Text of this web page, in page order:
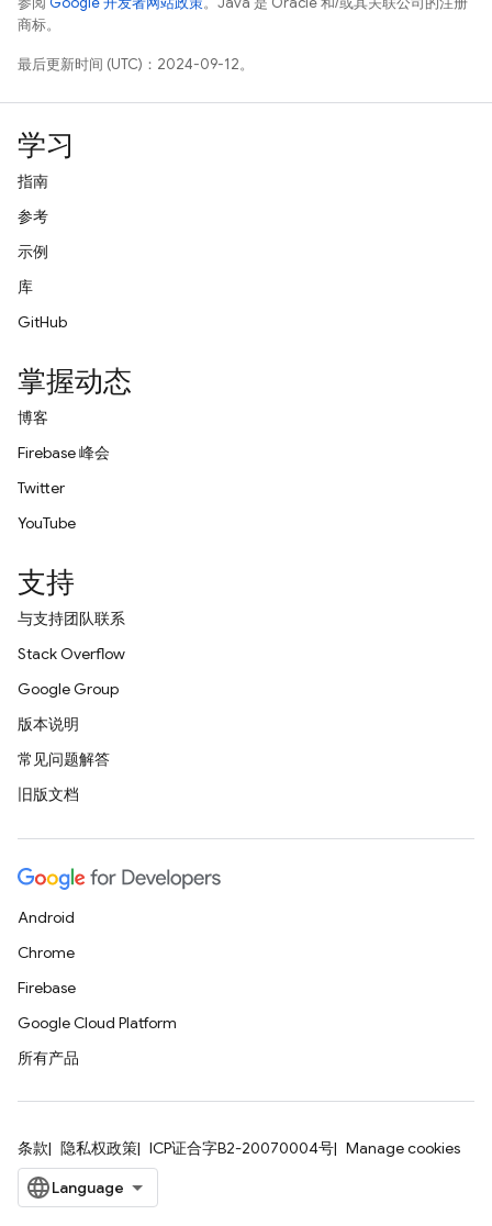
商标。
最后更新时间 (UTC)：2024-09-12。
学习
指南
参考
示例
库
GitHub
掌握动态
博客
Firebase 峰会
Twitter
YouTube
支持
与支持团队联系
Stack Overflow
Google Group
版本说明
常见问题解答
旧版文档
Android
Chrome
Firebase
Google Cloud Platform
所有产品
条款 隐私权政策 ICP证合字B2-20070004号 Manage cookies